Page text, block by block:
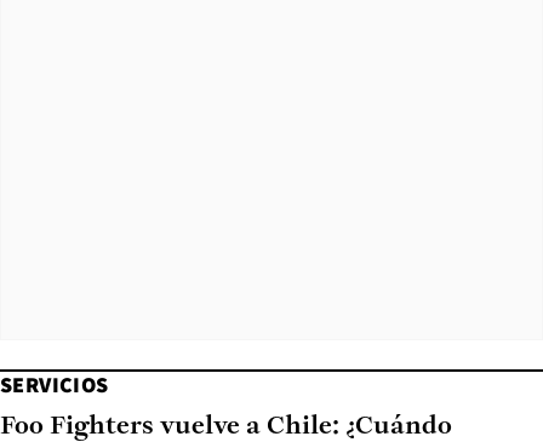
SERVICIOS
Foo Fighters vuelve a Chile: ¿Cuándo